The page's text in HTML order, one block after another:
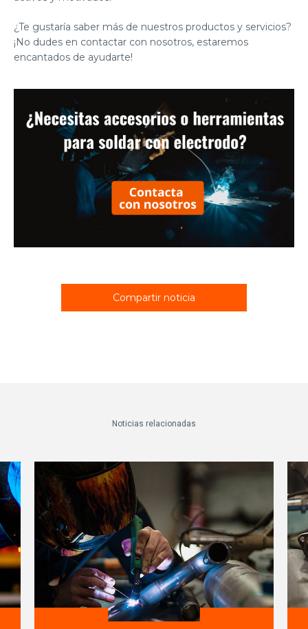
¿Te gustaría saber más de nuestros productos y servicios?
¡No dudes en contactar con nosotros, estaremos
encantados de ayudarte!
Compartir noticia
Noticias relacionadas